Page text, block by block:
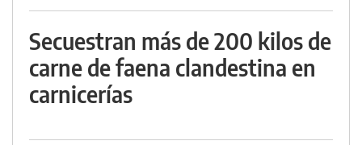
Secuestran más de 200 kilos de
carne de faena clandestina en
carnicerías